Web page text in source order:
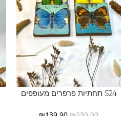
S24 תחתיות פרפרים מעופפים